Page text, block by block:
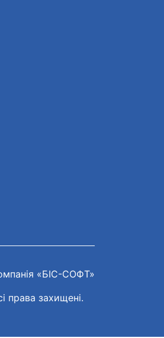
«БІС-СОФТ»
права захищені.